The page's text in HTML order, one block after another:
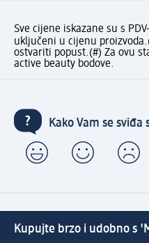
Sve cijene iskazane su s
uključeni u cijenu proizvoda.
ostvariti popust.(#) Za ovu
active beauty bodove.
Kako Vam se sviđa
Kupujte brzo i udobno s